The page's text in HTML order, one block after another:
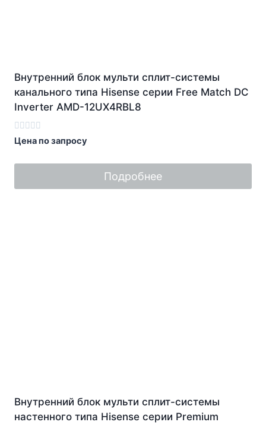
Внутренний блок мульти сплит-системы
канального типа Hisense серии Free Match DC
Inverter AMD-12UX4RBL8
Оценка
0
5
Цена по запросу
Подробнее
Внутренний блок мульти сплит-системы
настенного типа Hisense серии Premium